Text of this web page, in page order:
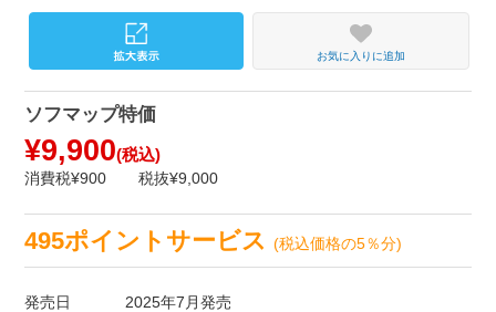
お気に入りに追加
ソフマップ特価
¥9,900(税込)
消費税¥900 税抜¥9,000
495ポイントサービス(税込価格の5％分)
発売日 2025年7月発売